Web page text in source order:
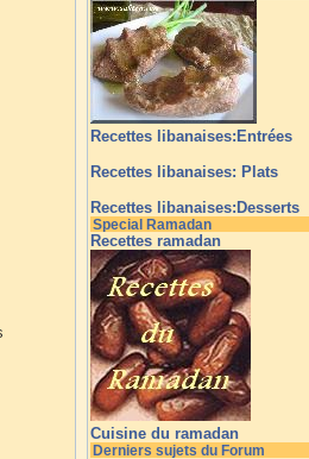
Recettes libanaises:Entrées
Recettes libanaises: Plats
Recettes libanaises:Desserts
Special Ramadan
Recettes ramadan
Cuisine du ramadan
Derniers sujets du Forum